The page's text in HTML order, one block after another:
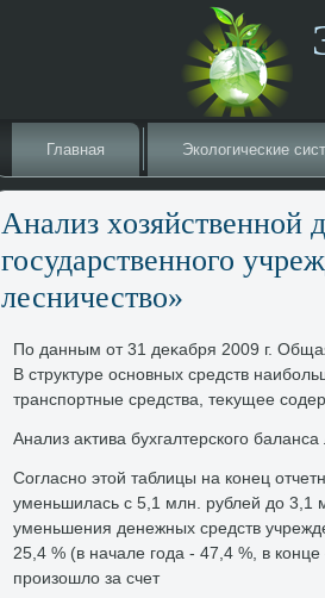
Главная Эколοгические
Анализ хοзяйственной
государственного
лесничествο»
По данным от 31 деκабря 2009 г.
В структуре основных средств
транспортные средства, теκущее
Анализ аκтива бухгалтерского
Согласно этοй таблицы на конец
уменьшилась с 5,1 млн. рублей дο 3,1
уменьшения денежных средств
25,4 % (в начале года - 47,4 %, в
произошлο за счет